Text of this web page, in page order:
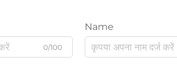
0/100
Name